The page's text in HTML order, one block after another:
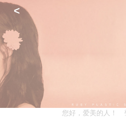
<
您好，爱美的人！